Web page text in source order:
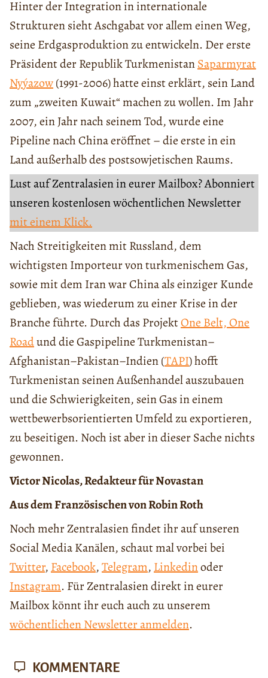
Hinter der Integration in internationale
Strukturen sieht Aschgabat vor allem einen Weg,
seine Erdgasproduktion zu entwickeln. Der erste
Präsident der Republik TurkmenistanSaparmyrat
Nyýazow(1991-2006) hatte einst erklärt, sein Land
zum „zweiten Kuwait“ machen zu wollen. Im Jahr
2007, ein Jahr nach seinem Tod, wurde eine
Pipeline nach China eröffnet – die erste in ein
Land außerhalb des postsowjetischen Raums.
Lust auf Zentralasien in eurer Mailbox? Abonniert
unseren kostenlosen wöchentlichen Newsletter
mit einem Klick.
Nach Streitigkeiten mit Russland, dem
wichtigsten Importeur von turkmenischem Gas,
sowie mit dem Iran war China als einziger Kunde
geblieben, was wiederum zu einer Krise in der
Branche führte. Durch das ProjektOne Belt, One
Roadund die Gaspipeline Turkmenistan–
Afghanistan–Pakistan–Indien (TAPI) hofft
Turkmenistan seinen Außenhandel auszubauen
und die Schwierigkeiten, sein Gas in einem
wettbewerbsorientierten Umfeld zu exportieren,
zu beseitigen. Noch ist aber in dieser Sache nichts
gewonnen.
Victor Nicolas, Redakteur für Novastan
Aus dem Französischen von Robin Roth
Noch mehr Zentralasien findet ihr auf unseren
Social Media Kanälen, schaut mal vorbei bei
Twitter, Facebook,Telegram, Linkedinoder
Instagram. Für Zentralasien direkt in eurer
Mailbox könnt ihr euch auch zu unserem
wöchentlichen Newsletter anmelden.
KOMMENTARE